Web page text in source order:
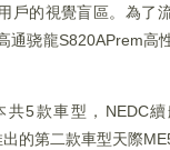
戶的視覺盲區。為了
通骁龍S820APrem高
5款車型，NEDC
的第二款車型天際